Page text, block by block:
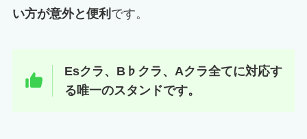
い方が意外と便利 です。
Esクラ、B♭クラ、Aクラ全てに対応す
る唯一のスタンドです。